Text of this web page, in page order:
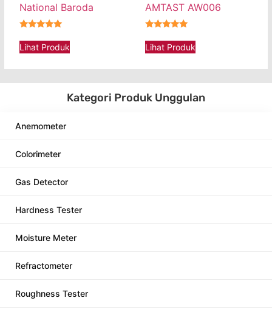
National Baroda
Lihat Produk
AMTAST AW006
Lihat Produk
Kategori Produk Unggulan
Anemometer
Colorimeter
Gas Detector
Hardness Tester
Moisture Meter
Refractometer
Roughness Tester